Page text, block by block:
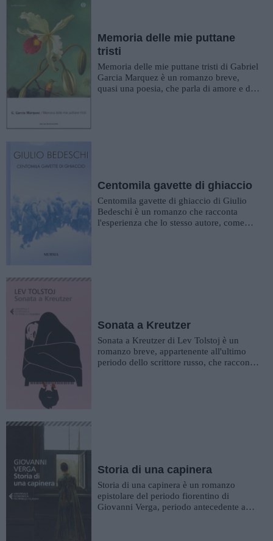
Memoria delle mie puttane
tristi
Memoria delle mie puttane tristi di Gabriel
Garcia Marquez è un romanzo breve,
quasi una poesia, che parla di amore e di
Centomila gavette di ghiaccio
Centomila gavette di ghiaccio di Giulio
Bedeschi è un romanzo che racconta
l'esperienza che lo stesso autore, come
Sonata a Kreutzer
Sonata a Kreutzer di Lev Tolstoj è un
romanzo breve, appartenente all'ultimo
periodo dello scrittore russo, che racconta
Storia di una capinera
Storia di una capinera è un romanzo
epistolare del periodo fiorentino di
Giovanni Verga, periodo antecedente a